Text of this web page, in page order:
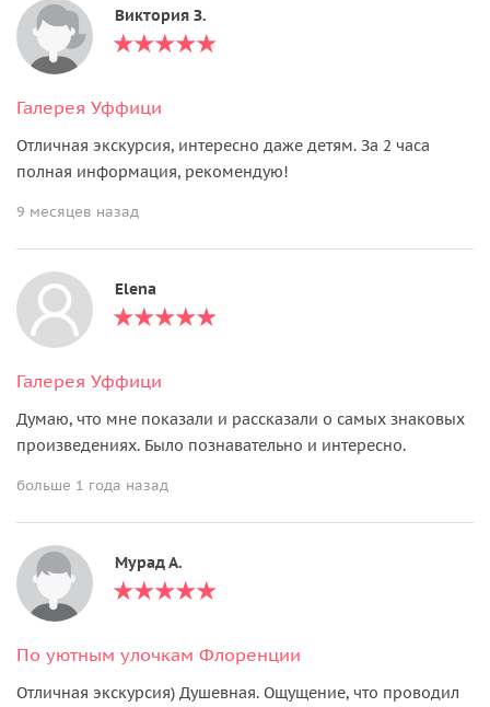
Виктория З.
Галерея Уффици
Отличная экскурсия, интересно даже детям. За 2 часа
полная информация, рекомендую!
9 месяцев назад
Elena
Галерея Уффици
Думаю, что мне показали и рассказали о самых знаковых
произведениях. Было познавательно и интересно.
больше 1 года назад
Мурад А.
По уютным улочкам Флоренции
Отличная экскурсия) Душевная. Ощущение, что проводил